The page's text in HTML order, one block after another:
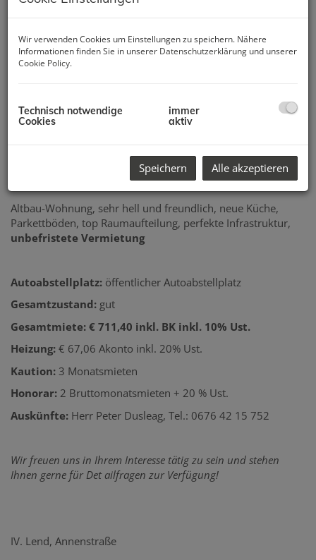
Altbau-Wohnung, sehr hell und freundlich, neue Küche,
Parkettböden, top Raumaufteilung, perfekte Infrastruktur,
unbefristete Vermietung
Autoabstellplatz: öffentlicher Autoabstellplatz
Gesamtzustand: gut
Gesamtmiete: € 711,40 inkl. BK inkl. 10% Ust.
Heizung: € 67,06 Akonto inkl. 20% Ust.
Kaution: 3 Monatsmieten
Honorar: 2 Bruttomonatsmieten + 20 % Ust.
Auskünfte: Herr Peter Dusleag, Tel.: 0676 42 15 752
Wir freuen uns in Ihrem Interesse tätig zu sein und stehen
Ihnen gerne für Det ailfragen zur Verfügung!
IV. Lend, Annenstraße
Wir verwenden Cookies um Einstellungen zu speichern. Nähere
Informationen finden Sie in unserer Datenschutzerklärung und unserer
Cookie Policy.
Technisch notwendige
Cookies
immer
aktiv
Speichern Alle akzeptieren